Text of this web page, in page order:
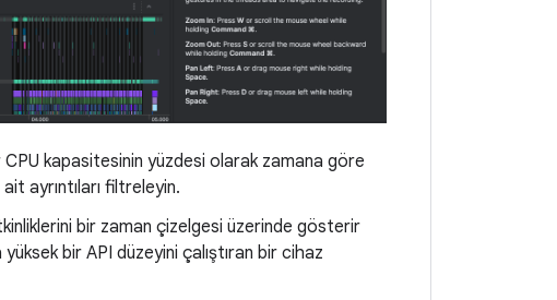
CPU kapasitesinin yüzdesi olarak zamana göre
ayrıntıları filtreleyin.
bir zaman çizelgesi üzerinde gösterir
bir API düzeyini çalıştıran bir cihaz